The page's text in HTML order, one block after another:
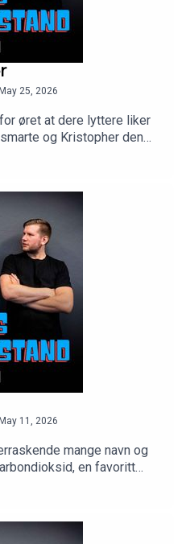
25, 2026
øret at dere lyttere liker
og Kristopher den
å finte ut musikeren
sine?
11, 2026
mange navn og
en favoritt
Løvetannen! er dagens
Mer informasjon om
finner du på Wikipedia,